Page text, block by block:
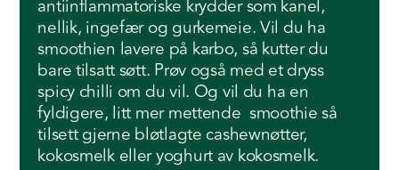
antiinflammatoriske krydder som kanel,
nellik, ingefær og gurkemeie. Vil du ha
smoothien lavere på karbo, så kutter du
bare tilsatt søtt. Prøv også med et dryss
spicy chilli om du vil. Og vil du ha en
fyldigere, litt mer mettende smoothie så
tilsett gjerne bløtlagte cashewnøtter,
kokosmelk eller yoghurt av kokosmelk.